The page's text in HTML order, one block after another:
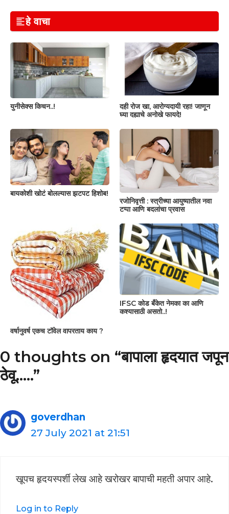
हे वाचा
युनीसेक्स किचन..!
दही रोज खा, आरोग्यदायी रहा! जाणून
घ्या दह्याचे अनोखे फायदे!
बायकोशी खोटं बोलल्यास झटपट हिशोब!
रजोनिवृत्ती : स्त्रीच्या आयुष्यातील नवा
टप्पा आणि बदलांचा प्रवास
वर्षानुवर्ष एकच टॉवेल वापरताय काय ?
IFSC कोड बँकेत नेमका का आणि
कश्यासाठी असतो..!
0 thoughts on “बापाला हृदयात जपून
ठेवू..…”
goverdhan
27 July 2021 at 21:51
खूपच हृदयस्पर्शी लेख आहे खरोखर बापाची महती अपार आहे.
Log in to Reply